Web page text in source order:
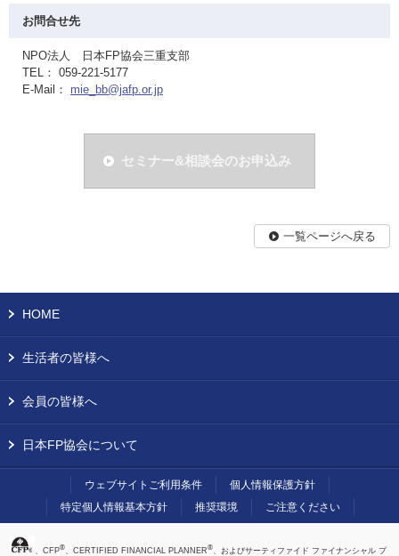
お問合せ先
NPO法人 日本FP協会三重支部
TEL： 059-221-5177
E-Mail： mie_bb@jafp.or.jp
セミナー&相談会のお申込み
一覧ページへ戻る
HOME
生活者の皆様へ
会員の皆様へ
日本FP協会について
ウェブサイトご利用条件
個人情報保護方針
特定個人情報基本方針
推奨環境 ご注意ください
、CFP®、CERTIFIED FINANCIAL PLANNER®、およびサーティファイド ファイナンシャル プ